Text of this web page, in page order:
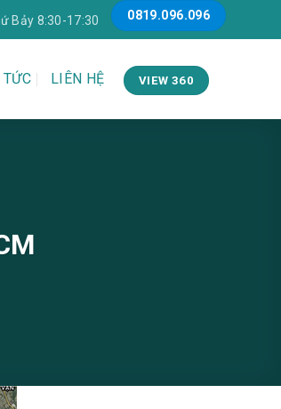
Bảy 8:30-17:30 0819.096.096
LIÊN HỆ VIEW 360